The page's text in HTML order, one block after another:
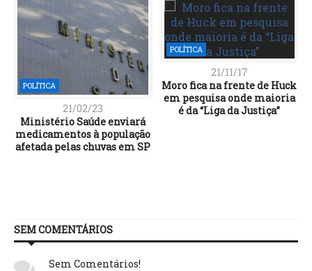
POLÍTICA
21/02/23
Ministério Saúde enviará
medicamentos à população
afetada pelas chuvas em SP
POLÍTICA
21/11/17
Moro fica na frente de Huck
em pesquisa onde maioria
é da “Liga da Justiça”
SEM COMENTÁRIOS
Sem Comentários!